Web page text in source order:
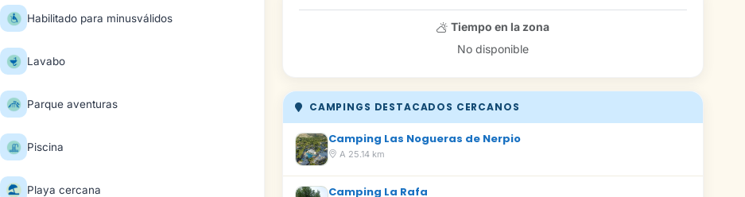
Habilitado para minusválidos
Lavabo
Parque aventuras
Piscina
Playa cercana
Tiempo en la zona
No disponible
CAMPINGS DESTACADOS CERCANOS
Camping Las Nogueras de Nerpio
A 25.14 km
Camping La Rafa